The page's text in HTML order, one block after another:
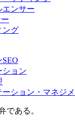
エンサー
ング
ション
ション・マネジ
である。